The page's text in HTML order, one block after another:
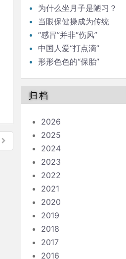
为什么坐月子是陋习？
当眼保健操成为传统
“感冒”并非“伤风”
中国人爱“打点滴”
形形色色的“保胎”
归档
2026
2025
2024
2023
2022
2021
2020
2019
2018
2017
2016